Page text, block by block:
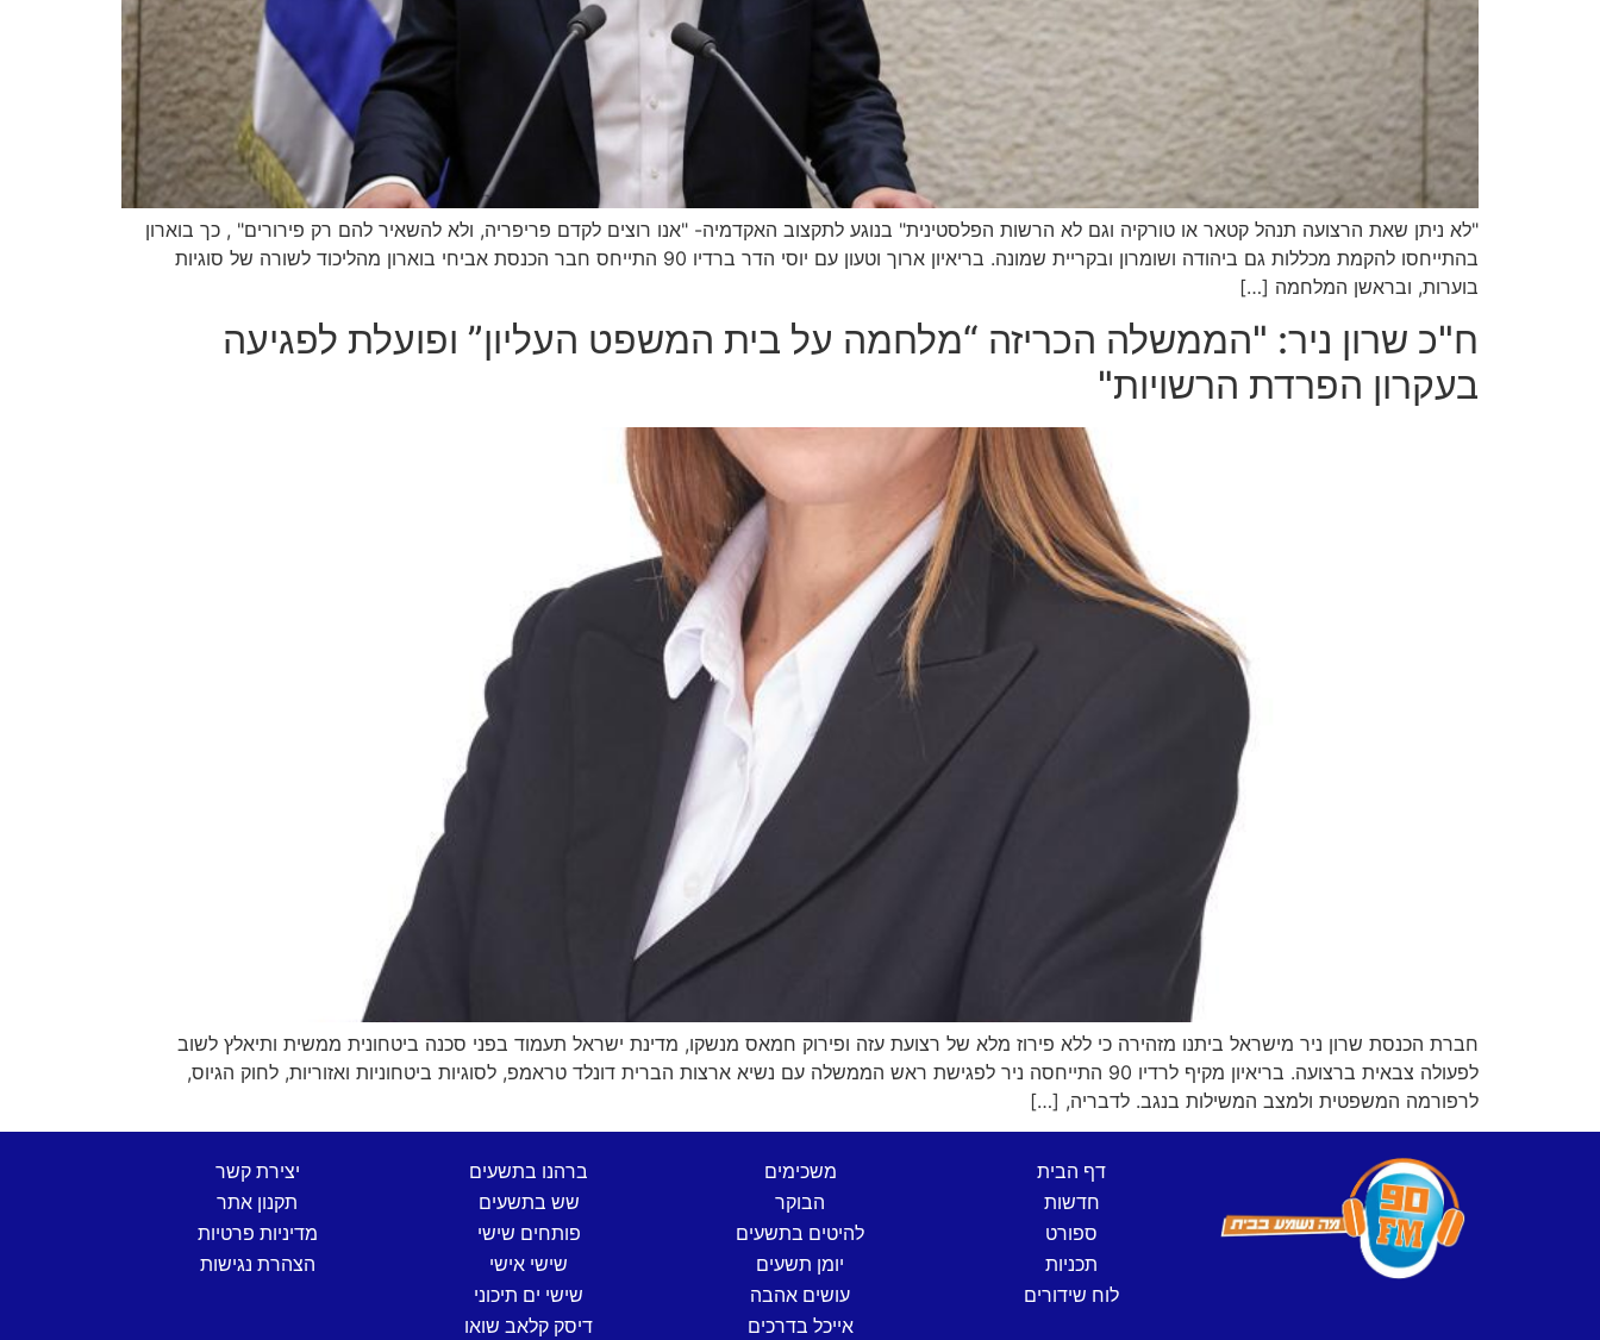
"לא ניתן שאת הרצועה תנהל קטאר או טורקיה וגם לא הרשות הפלסטינית" בנוגע לתקצוב האקדמיה- "אנו רוצים לקדם פריפריה, ולא להשאיר להם רק פירורים" , כך בוארון
בהתייחסו להקמת מכללות גם ביהודה ושומרון ובקריית שמונה. בריאיון ארוך וטעון עם יוסי הדר ברדיו 90 התייחס חבר הכנסת אביחי בוארון מהליכוד לשורה של סוגיות
בוערות, ובראשן המלחמה […]
ח"כ שרון ניר: "הממשלה הכריזה “מלחמה על בית המשפט העליון” ופועלת לפגיעה
בעקרון הפרדת הרשויות"
חברת הכנסת שרון ניר מישראל ביתנו מזהירה כי ללא פירוז מלא של רצועת עזה ופירוק חמאס מנשקו, מדינת ישראל תעמוד בפני סכנה ביטחונית ממשית ותיאלץ לשוב
לפעולה צבאית ברצועה. בריאיון מקיף לרדיו 90 התייחסה ניר לפגישת ראש הממשלה עם נשיא ארצות הברית דונלד טראמפ, לסוגיות ביטחוניות ואזוריות, לחוק הגיוס,
לרפורמה המשפטית ולמצב המשילות בנגב. לדבריה, […]
דף הבית
חדשות
ספורט
תכניות
לוח שידורים
משכימים
הבוקר
להיטים בתשעים
יומן תשעים
עושים אהבה
אייכל בדרכים
ברהנו בתשעים
שש בתשעים
פותחים שישי
שישי אישי
שישי ים תיכוני
דיסק קלאב שואו
יצירת קשר
תקנון אתר
מדיניות פרטיות
הצהרת נגישות